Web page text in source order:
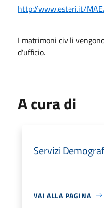
http://www.esteri.it/
I matrimoni civili
d'ufficio.
A cura di
Servizi
VAI ALLA PAGINA